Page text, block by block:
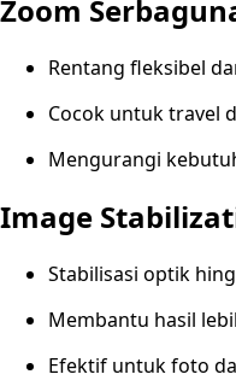
Zoom
Rentang fleksibel
Cocok untuk travel
Mengurangi
Image
Stabilisasi optik
Membantu hasil
Efektif untuk foto